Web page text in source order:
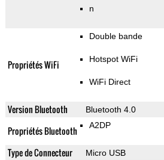
n
Propriétés WiFi
Double bande
Hotspot WiFi
WiFi Direct
Version Bluetooth Bluetooth 4.0
Propriétés Bluetooth A2DP
Type de Connecteur Micro USB